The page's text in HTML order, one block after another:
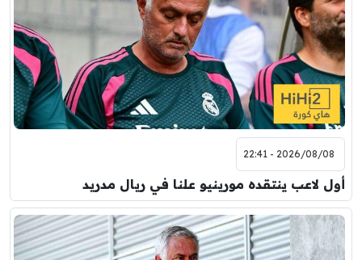
2026/08/08 - 22:41
أول لاعب ينتقده مورينيو علنا في ريال مدريد